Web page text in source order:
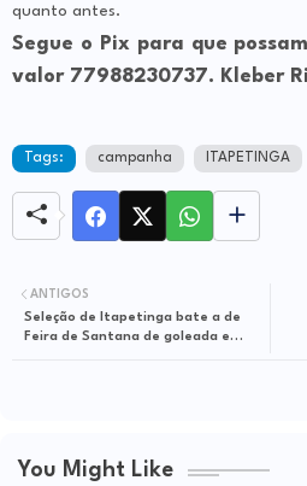
quanto antes.
Segue o Pix para que
valor 77988230737. Kleber
Tags: campanha ITAPETINGA
ANTIGOS
Seleção de Itapetinga bate a de
Feira de Santana de goleada e
You Might Like